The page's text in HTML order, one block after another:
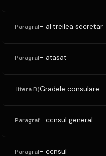
Paragraf- al treilea secretar
Paragraf- atasat
litera B)Gradele consulare:
Paragraf- consul general
Paragraf- consul